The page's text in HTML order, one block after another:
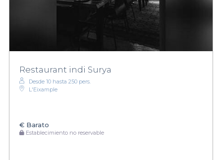
Restaurant indi Surya
Desde 10 hasta 250 pers.
L'Eixample
€ Barato
Establecimiento no reservable